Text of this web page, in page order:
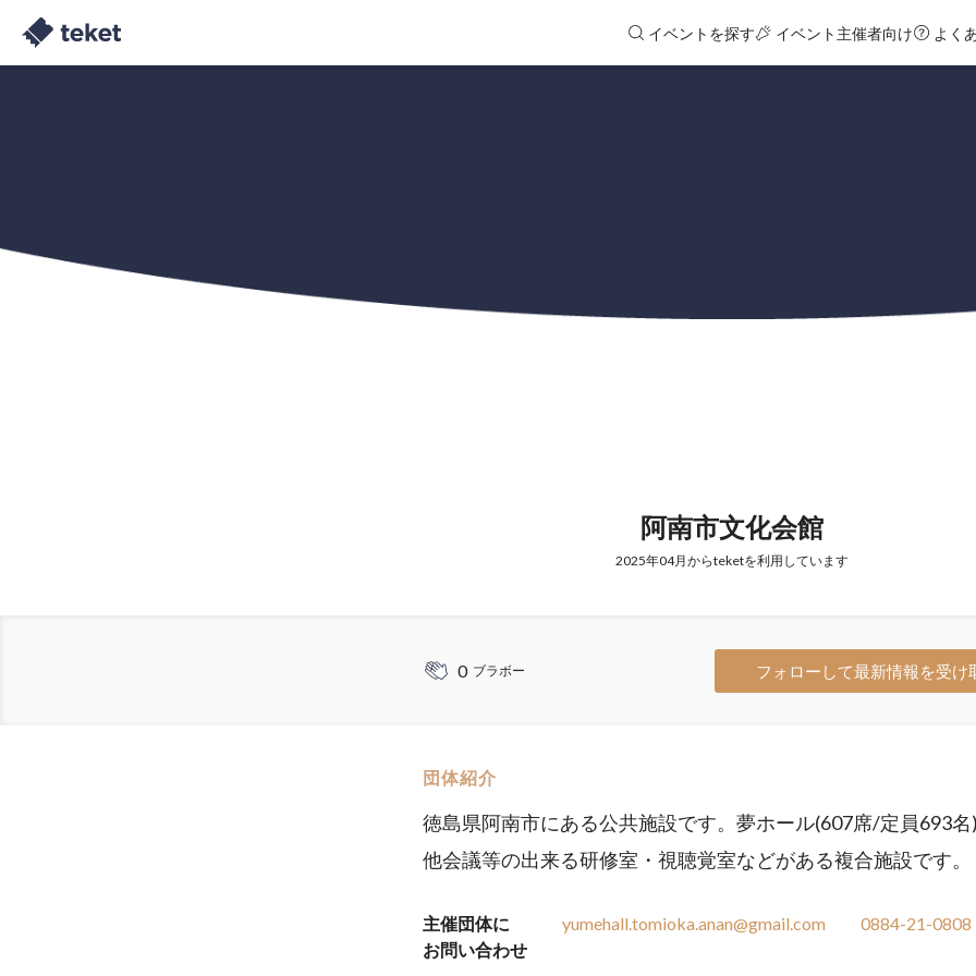
イベントを探す イベント主催者向け よく
阿南市文化会館
2025年04月からteketを利用しています
0 ブラボー フォローして最新情報を受け
団体紹介
徳島県阿南市にある公共施設です。夢ホール(607席/定員693
他会議等の出来る研修室・視聴覚室などがある複合施設です。
主催団体に
お問い合わせ
yumehall.tomioka.anan@gmail.com 0884-21-0808